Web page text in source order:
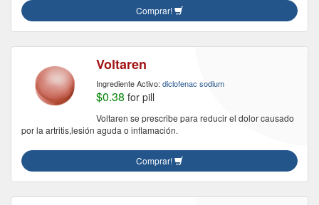
Comprar!
Voltaren
Ingrediente Activo: diclofenac sodium
$0.38 for pill
Voltaren se prescribe para reducir el dolor causado
por la artritis,lesión aguda o inflamación.
Comprar!